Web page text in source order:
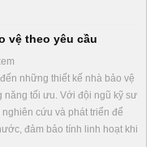
vệ theo yêu cầu
những thiết kế nhà bảo vệ
năng tối ưu. Với đội ngũ kỹ sư
cứu và phát triển để
đảm bảo tính linh hoạt khi